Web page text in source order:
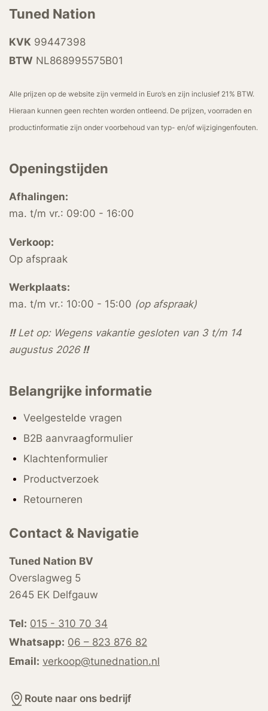
Tuned Nation
KVK 99447398
BTW NL868995575B01
Alle prijzen op de website zijn vermeld in Euro’s en zijn inclusief 21% BTW.
Hieraan kunnen geen rechten worden ontleend. De prijzen, voorraden en
productinformatie zijn onder voorbehoud van typ- en/of wijzigingenfouten.
Openingstijden
Afhalingen:
ma. t/m vr.: 09:00 - 16:00
Verkoop:
Op afspraak
Werkplaats:
ma. t/m vr.: 10:00 - 15:00 (op afspraak)
!!Let op: Wegens vakantie gesloten van 3 t/m 14
augustus 2026 !!
Belangrijke informatie
Veelgestelde vragen
B2B aanvraagformulier
Klachtenformulier
Productverzoek
Retourneren
Contact & Navigatie
Tuned Nation BV
Overslagweg 5
2645 EK Delfgauw
Tel: 015 - 310 70 34
Whatsapp: 06 – 823 876 82
Email: verkoop@tunednation.nl
Route naar ons bedrijf